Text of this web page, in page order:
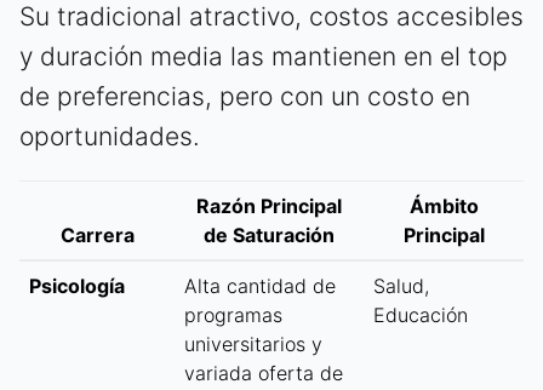
Su tradicional atractivo, costos accesibles
y duración media las mantienen en el top
de preferencias, pero con un costo en
oportunidades.
Carrera
Razón Principal
de Saturación
Ámbito
Principal
Psicología
Alta cantidad de
programas
universitarios y
variada oferta de
Salud,
Educación